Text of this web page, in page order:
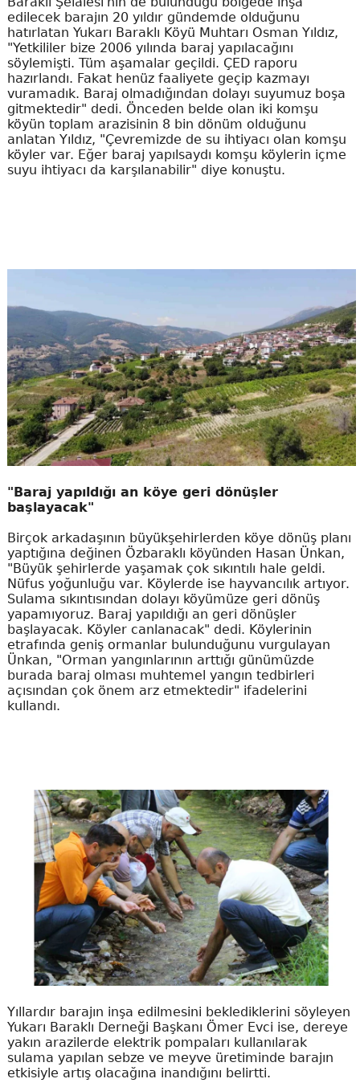
edilecek barajın 20 yıldır gündemde olduğunu
hatırlatan Yukarı Baraklı Köyü Muhtarı Osman Yıldız,
"Yetkililer bize 2006 yılında baraj yapılacağını
söylemişti. Tüm aşamalar geçildi. ÇED raporu
hazırlandı. Fakat henüz faaliyete geçip kazmayı
vuramadık. Baraj olmadığından dolayı suyumuz boşa
gitmektedir" dedi. Önceden belde olan iki komşu
köyün toplam arazisinin 8 bin dönüm olduğunu
anlatan Yıldız, "Çevremizde de su ihtiyacı olan komşu
köyler var. Eğer baraj yapılsaydı komşu köylerin içme
suyu ihtiyacı da karşılanabilir" diye konuştu.
"Baraj yapıldığı an köye geri dönüşler
başlayacak"
Birçok arkadaşının büyükşehirlerden köye dönüş planı
yaptığına değinen Özbaraklı köyünden Hasan Ünkan,
"Büyük şehirlerde yaşamak çok sıkıntılı hale geldi.
Nüfus yoğunluğu var. Köylerde ise hayvancılık artıyor.
Sulama sıkıntısından dolayı köyümüze geri dönüş
yapamıyoruz. Baraj yapıldığı an geri dönüşler
başlayacak. Köyler canlanacak" dedi. Köylerinin
etrafında geniş ormanlar bulunduğunu vurgulayan
Ünkan, "Orman yangınlarının arttığı günümüzde
burada baraj olması muhtemel yangın tedbirleri
açısından çok önem arz etmektedir" ifadelerini
kullandı.
Yıllardır barajın inşa edilmesini beklediklerini söyleyen
Yukarı Baraklı Derneği Başkanı Ömer Evci ise, dereye
yakın arazilerde elektrik pompaları kullanılarak
sulama yapılan sebze ve meyve üretiminde barajın
etkisiyle artış olacağına inandığını belirtti.